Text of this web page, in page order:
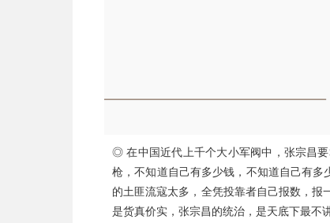
◎ 在中国近代上千个大小军阀中，张宗昌
枪，不知道自己有多少钱，不知道自己有多
的土匪流寇太多，全凭投靠者自己报数，报
是货真价实，张宗昌的统治，是天底下最不